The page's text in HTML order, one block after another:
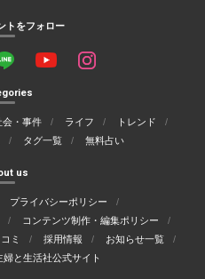
トをフォロー
会・事件 ライフ
トレンド
タグ一覧 無料占い
us
プライバシーポリシー
コンテンツ制作・編集ポリシー
ミ 採用情報
お知らせ一覧
婦と生活社公式サイト